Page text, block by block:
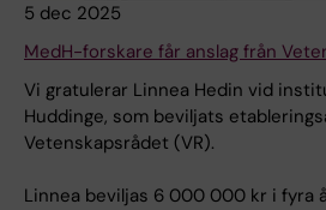
5 dec 2025
MedH-forskare får anslag från
Vi gratulerar Linnea Hedin vid
Huddinge, som beviljats
Vetenskapsrådet (VR).
Linnea beviljas 6 000 000 kr i fyra